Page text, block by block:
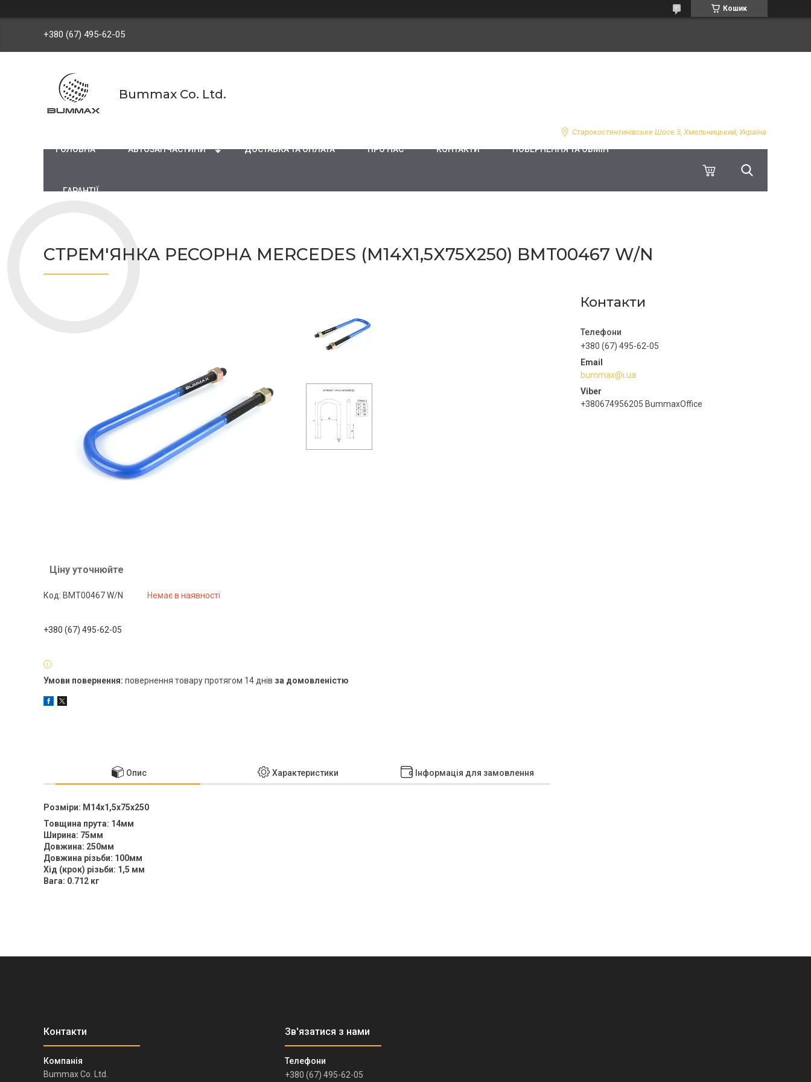
Кошик
+380 (67) 495-62-05
Bummax Co. Ltd.
Старокостянтинівське Шосе 5, Хмельницький, Україна
ГОЛОВНА АВТОЗАПЧАСТИНИ ДОСТАВКА ТА ОПЛАТА ПРО НАС КОНТАКТИ ПОВЕРНЕННЯ ТА ОБМІН
ГАРАНТІЇ
СТРЕМ'ЯНКА РЕСОРНА MERCEDES (M14X1,5X75X250) BMT00467 W/N
Контакти
+380 (67) 495-62-05
bummax@i.ua
+380674956205 BummaxOffice
Ціну уточнюйте
Немає в наявності
Код: BMT00467 W/N
+380 (67) 495-62-05
повернення товару протягом 14 днів за домовленістю
Опис Характеристики Інформація для замовлення
Розміри: M14x1,5x75x250
Товщина прута: 14мм
Ширина: 75мм
Довжина: 250мм
Довжина різьби: 100мм
Хід (крок) різьби: 1,5 мм
Вага: 0.712 кг
Bummax Co. Ltd. +380 (67) 495-62-05